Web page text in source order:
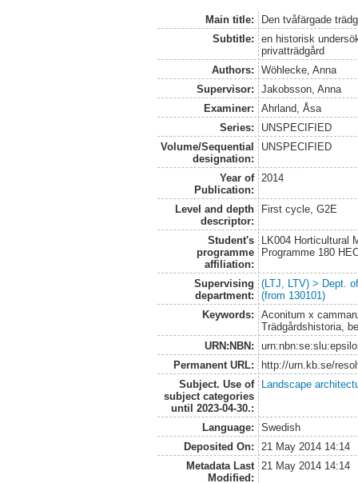
Main title:
Den tvåfärgade
Subtitle:
en historisk
privatträdgård
Authors:
Wöhlecke, Anna
Supervisor:
Jakobsson, Anna
Examiner:
Ahrland, Åsa
Series:
UNSPECIFIED
Volume/Sequential
designation:
UNSPECIFIED
Year of
Publication:
2014
Level and depth
descriptor:
First cycle, G2E
Student's
programme
affiliation:
LK004 Horticultural
Programme 180
Supervising
department:
(LTJ, LTV) > Dept.
(from 130101)
Keywords:
Aconitum x
Trädgårdshistoria,
URN:NBN:
Permanent URL:
http://urn.kb.se/
Subject. Use of
subject categories
until 2023-04-30.:
Landscape
Language:
Swedish
Deposited On:
21 May 2014 14:14
Metadata Last
Modified:
21 May 2014 14:14